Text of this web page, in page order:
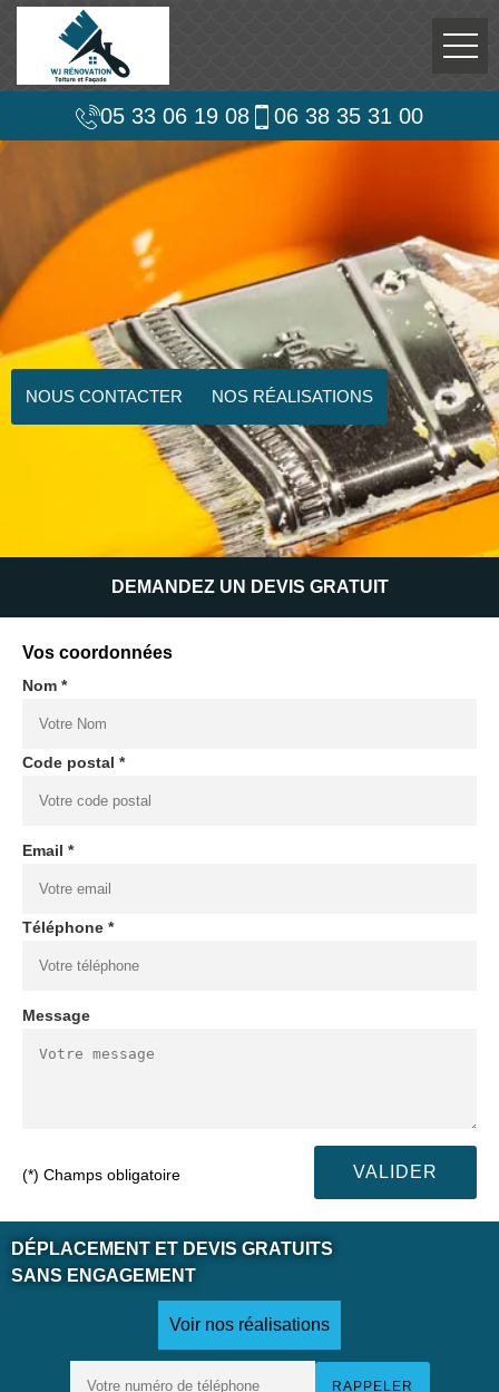
05 33 06 19 08 06 38 35 31 00
NOUS CONTACTER NOS RÉALISATIONS
DEMANDEZ UN DEVIS GRATUIT
Vos coordonnées
Nom *
Code postal *
Email *
Téléphone *
Message
(*) Champs obligatoire
DÉPLACEMENT ET DEVIS GRATUITS
SANS ENGAGEMENT
Voir nos réalisations